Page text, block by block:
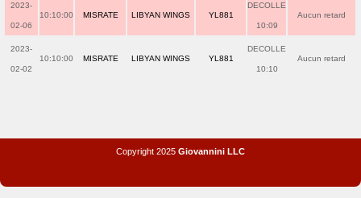
2023-
02-06
10:10:00 MISRATE LIBYAN WINGS YL881
DECOLLE
10:09
Aucun retard
2023-
02-02
10:10:00 MISRATE LIBYAN WINGS YL881
DECOLLE
10:10
Aucun retard
Copyright 2025 Giovannini LLC